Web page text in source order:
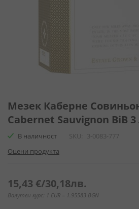
към
началото
на
галерия
снимки
Мезек Каберне
Cabernet Sauvignon BiB 3
В наличност SKU
3-0083-777
Оцени продукта
15,43 €/30,18лв.
Валутен курс: 1 EUR = 1.95583 BGN